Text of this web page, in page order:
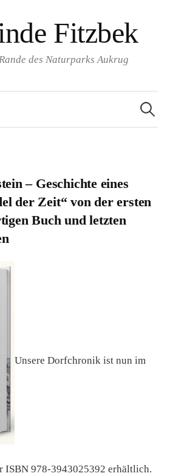
Fitzbek
des Naturparks Aukrug
nach:
– Geschichte eines
der Zeit“ von der ersten
Buch und letzten
Unsere Dorfchronik ist nun im
ISBN 978-3943025392 erhältlich.